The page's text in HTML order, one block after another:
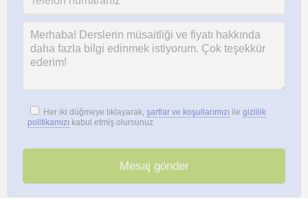
Her iki düğmeye tıklayarak, şartlar ve koşullarımızı ile gizlilik
politikamızı kabul etmiş olursunuz